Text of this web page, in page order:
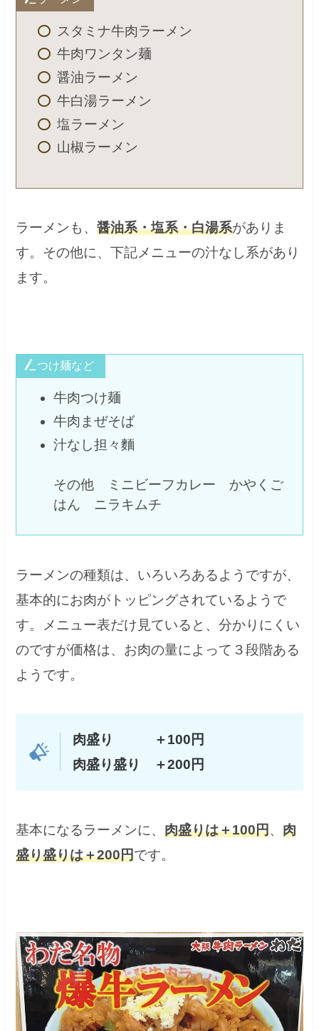
スタミナ牛肉ラーメン
牛肉ワンタン麺
醤油ラーメン
牛白湯ラーメン
塩ラーメン
山椒ラーメン
ラーメンも、醤油系・塩系・白湯系がありま
す。その他に、下記メニューの汁なし系があり
ます。
つけ麺など
牛肉つけ麺
牛肉まぜそば
汁なし担々麵
その他 ミニビーフカレー かやくご
はん ニラキムチ
ラーメンの種類は、いろいろあるようですが、
基本的にお肉がトッピングされているようで
す。メニュー表だけ見ていると、分かりにくい
のですが価格は、お肉の量によって３段階ある
ようです。
肉盛り ＋100円
肉盛り盛り ＋200円
基本になるラーメンに、肉盛りは＋100円、肉
盛り盛りは＋200円です。